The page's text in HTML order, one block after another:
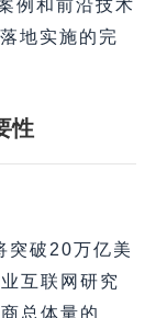
例和前沿技术
地实施的完
性
突破20万亿美
互联网研究
总体量的